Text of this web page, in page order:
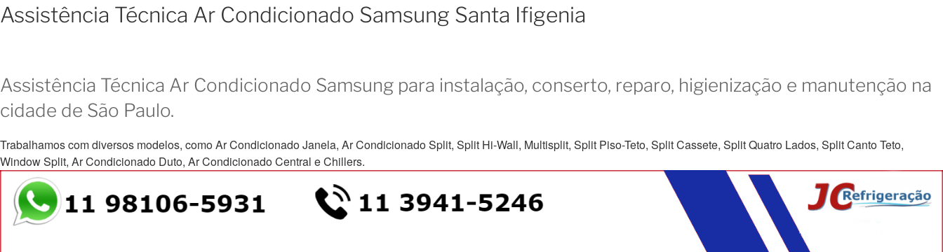
Assistência Técnica Ar Condicionado Samsung Santa Ifigenia
Assistência Técnica Ar Condicionado Samsung para instalação, conserto, reparo, higienização e manutenção na
cidade de São Paulo.
Trabalhamos com diversos modelos, como Ar Condicionado Janela, Ar Condicionado Split, Split Hi-Wall, Multisplit, Split Piso-Teto, Split Cassete, Split Quatro Lados, Split Canto Teto,
Window Split, Ar Condicionado Duto, Ar Condicionado Central e Chillers.